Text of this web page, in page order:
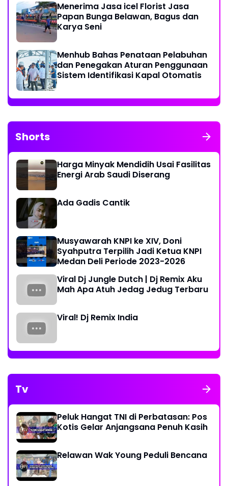
Menerima Jasa icel Florist Jasa
Papan Bunga Belawan, Bagus dan
Karya Seni
Menhub Bahas Penataan Pelabuhan
dan Penegakan Aturan Penggunaan
Sistem Identifikasi Kapal Otomatis
Shorts
Harga Minyak Mendidih Usai Fasilitas
Energi Arab Saudi Diserang
Ada Gadis Cantik
Musyawarah KNPI ke XIV, Doni
Syahputra Terpilih Jadi Ketua KNPI
Medan Deli Periode 2023-2026
Viral Dj Jungle Dutch | Dj Remix Aku
Mah Apa Atuh Jedag Jedug Terbaru
Viral! Dj Remix India
Tv
Peluk Hangat TNI di Perbatasan: Pos
Kotis Gelar Anjangsana Penuh Kasih
Relawan Wak Young Peduli Bencana